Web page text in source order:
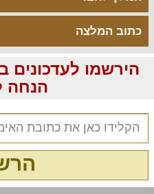
כתוב המלצה
הנחה